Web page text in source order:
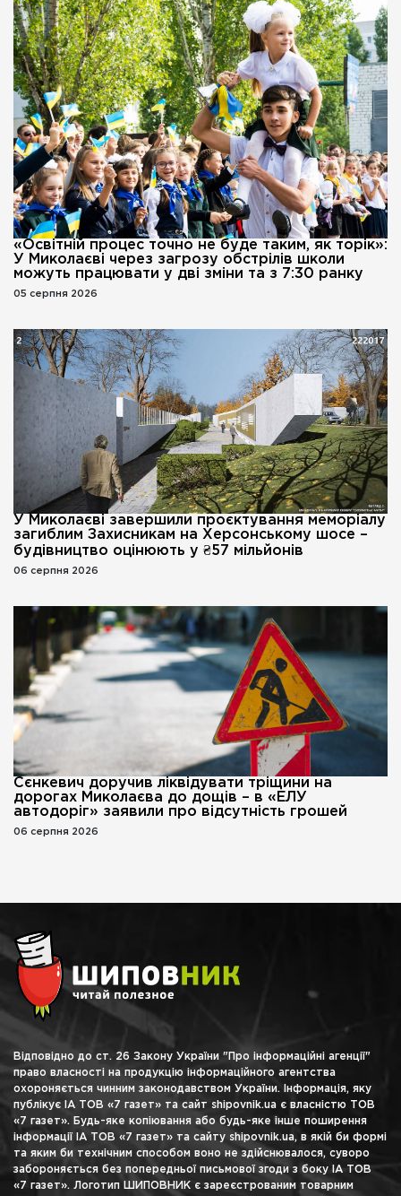
«Освітній процес точно не буде таким, як торік»:
У Миколаєві через загрозу обстрілів школи
можуть працювати у дві зміни та з 7:30 ранку
05 серпня 2026
У Миколаєві завершили проєктування меморіалу
загиблим Захисникам на Херсонському шосе –
будівництво оцінюють у ₴57 мільйонів
06 серпня 2026
Сєнкевич доручив ліквідувати тріщини на
дорогах Миколаєва до дощів – в «ЕЛУ
автодоріг» заявили про відсутність грошей
06 серпня 2026
Відповідно до ст. 26 Закону України "Про інформаційні агенції"
право власності на продукцію інформаційного агентства
охороняється чинним законодавством України. Інформація, яку
публікує ІА ТОВ «7 газет» та сайт shipovnik.ua є власністю ТОВ
«7 газет». Будь-яке копіювання або будь-яке інше поширення
інформації ІА ТОВ «7 газет» та сайту shipovnik.ua, в якій би формі
та яким би технічним способом воно не здійснювалося, суворо
забороняється без попередньої письмової згоди з боку ІА ТОВ
«7 газет». Логотип ШИПОВНИК є зареєстрованим товарним